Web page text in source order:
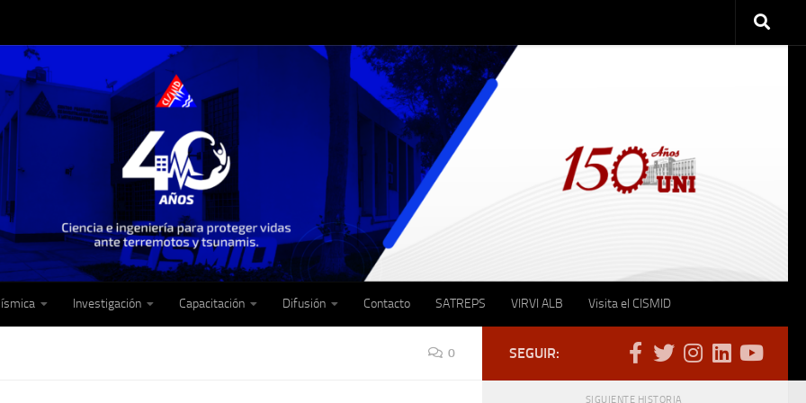
Investigación Capacitación Difusión Contacto SATREPS VIRVI ALB Visita el CISMID
0 SEGUIR:
SIGUIENTE HISTORIA